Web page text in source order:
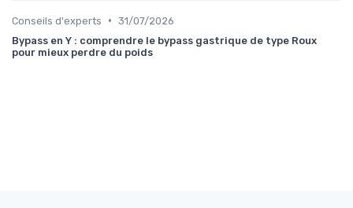
Conseils d'experts • 31/07/2026
Bypass en Y : comprendre le bypass gastrique de type Roux
pour mieux perdre du poids